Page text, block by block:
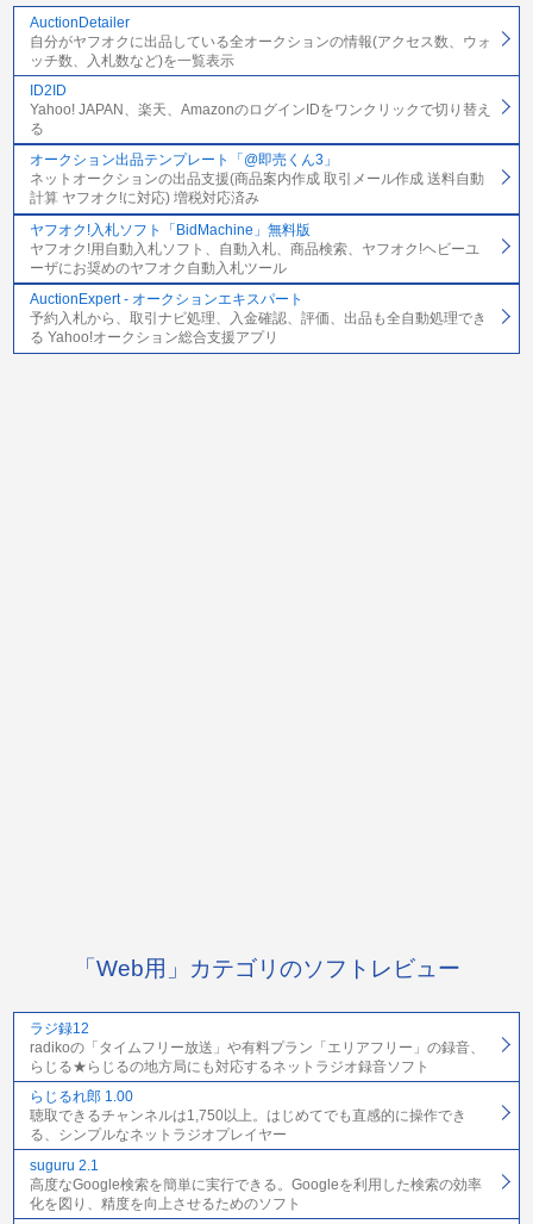
AuctionDetailer
自分がヤフオクに出品している全オークションの情報(アクセス数、ウォ
ッチ数、入札数など)を一覧表示
ID2ID
Yahoo! JAPAN、楽天、AmazonのログインIDをワンクリックで切り替え
る
オークション出品テンプレート「@即売くん3」
ネットオークションの出品支援(商品案内作成 取引メール作成 送料自動
計算 ヤフオク!に対応) 増税対応済み
ヤフオク!入札ソフト「BidMachine」無料版
ヤフオク!用自動入札ソフト、自動入札、商品検索、ヤフオク!ヘビーユ
ーザにお奨めのヤフオク自動入札ツール
AuctionExpert - オークションエキスパート
予約入札から、取引ナビ処理、入金確認、評価、出品も全自動処理でき
る Yahoo!オークション総合支援アプリ
「Web用」カテゴリのソフトレビュー
ラジ録12
radikoの「タイムフリー放送」や有料プラン「エリアフリー」の録音、
らじる★らじるの地方局にも対応するネットラジオ録音ソフト
らじるれ郎 1.00
聴取できるチャンネルは1,750以上。はじめてでも直感的に操作でき
る、シンプルなネットラジオプレイヤー
suguru 2.1
高度なGoogle検索を簡単に実行できる。Googleを利用した検索の効率
化を図り、精度を向上させるためのソフト